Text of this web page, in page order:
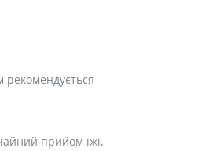
рекомендується
прийом їжі.